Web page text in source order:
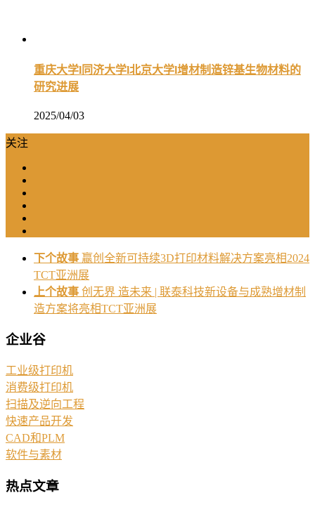
重庆大学l同济大学l北京大学l增材制造锌基生物材料的
研究进展
2025/04/03
关注
下个故事 赢创全新可持续3D打印材料解决方案亮相2024
TCT亚洲展
上个故事 创无界 造未来 | 联泰科技新设备与成熟增材制
造方案将亮相TCT亚洲展
企业谷
工业级打印机
消费级打印机
扫描及逆向工程
快速产品开发
CAD和PLM
软件与素材
热点文章